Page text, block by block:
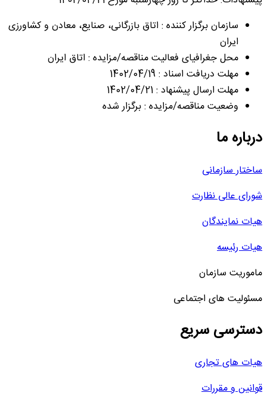
سازمان برگزار کننده : اتاق بازرگانی، صنایع، معادن و کشاورزی
ایران
محل جغرافیای فعالیت مناقصه/مزایده : اتاق ایران
مهلت دریافت اسناد : 1402/04/19
مهلت ارسال پیشنهاد : 1402/04/21
وضعیت مناقصه/مزایده : برگزار شده
درباره ما
ساختار سازمانی
شورای عالی نظارت
هیات نمایندگان
هیات رئیسه
ماموریت سازمان
مسئولیت های اجتماعی
دسترسی سریع
هیات های تجاری
قوانین و مقررات